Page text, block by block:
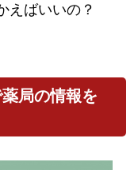
えばいいの？
局の情報を